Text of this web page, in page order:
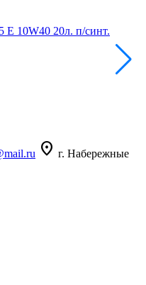
E 10W40 20л. п/синт.
location_on г. Набережные